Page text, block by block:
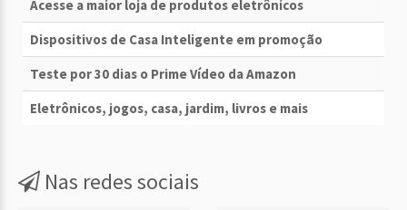
Acesse a maior loja de produtos eletrônicos
Dispositivos de Casa Inteligente em promoção
Teste por 30 dias o Prime Vídeo da Amazon
Eletrônicos, jogos, casa, jardim, livros e mais
Nas redes sociais